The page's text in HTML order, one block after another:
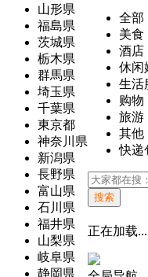
山形県
福島県
茨城県
栃木県
群馬県
埼玉県
千葉県
東京都
神奈川県
新潟県
長野県
富山県
石川県
福井県
山梨県
岐阜県
静岡県
全部
美食
酒店
休闲
生活
购物
旅游
其他
快递
搜索
正在加载...